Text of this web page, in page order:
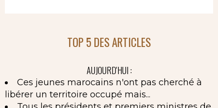
TOP 5 DES ARTICLES
AUJOURD'HUI :
Ces jeunes marocains n'ont pas cherché à
libérer un territoire occupé mais...